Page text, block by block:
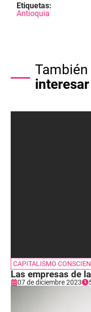
Etiquetas:
Antioquia
interesar
CAPITALISMO
Las empresas de
07 de diciembre 2023